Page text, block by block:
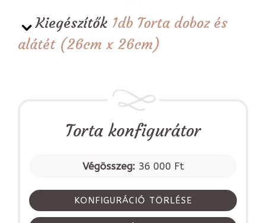
Kiegészítők 1db Torta doboz és
alátét (26cm x 26cm)
Torta konfigurátor
Végösszeg: 36 000 Ft
KONFIGURÁCIÓ TÖRLÉSE